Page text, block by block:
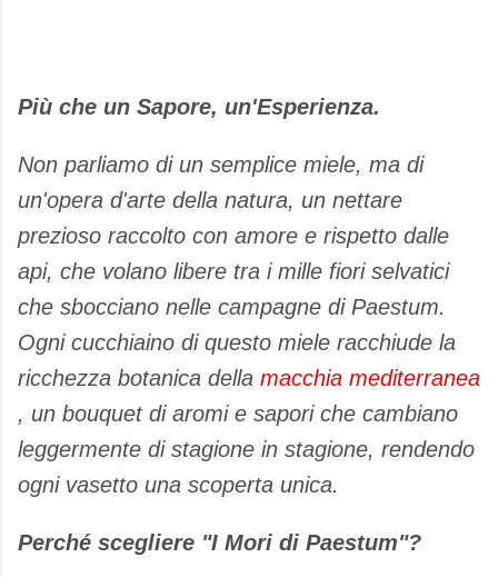
Più che un Sapore, un'Esperienza.
Non parliamo di un semplice miele, ma di
un'opera d'arte della natura, un nettare
prezioso raccolto con amore e rispetto dalle
api, che volano libere tra i mille fiori selvatici
che sbocciano nelle campagne di Paestum.
Ogni cucchiaino di questo miele racchiude la
ricchezza botanica della macchia mediterranea
, un bouquet di aromi e sapori che cambiano
leggermente di stagione in stagione, rendendo
ogni vasetto una scoperta unica.
Perché scegliere "I Mori di Paestum"?